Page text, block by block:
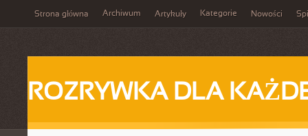
Strona główna Archiwum Artykuły Kategorie Nowości
ROZRYWKA DLA